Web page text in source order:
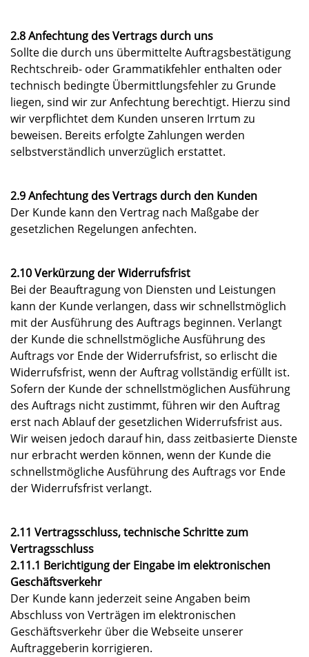
2.8 Anfechtung des Vertrags durch uns
Sollte die durch uns übermittelte Auftragsbestätigung
Rechtschreib- oder Grammatikfehler enthalten oder
technisch bedingte Übermittlungsfehler zu Grunde
liegen, sind wir zur Anfechtung berechtigt. Hierzu sind
wir verpflichtet dem Kunden unseren Irrtum zu
beweisen. Bereits erfolgte Zahlungen werden
selbstverständlich unverzüglich erstattet.
2.9 Anfechtung des Vertrags durch den Kunden
Der Kunde kann den Vertrag nach Maßgabe der
gesetzlichen Regelungen anfechten.
2.10 Verkürzung der Widerrufsfrist
Bei der Beauftragung von Diensten und Leistungen
kann der Kunde verlangen, dass wir schnellstmöglich
mit der Ausführung des Auftrags beginnen. Verlangt
der Kunde die schnellstmögliche Ausführung des
Auftrags vor Ende der Widerrufsfrist, so erlischt die
Widerrufsfrist, wenn der Auftrag vollständig erfüllt ist.
Sofern der Kunde der schnellstmöglichen Ausführung
des Auftrags nicht zustimmt, führen wir den Auftrag
erst nach Ablauf der gesetzlichen Widerrufsfrist aus.
Wir weisen jedoch darauf hin, dass zeitbasierte Dienste
nur erbracht werden können, wenn der Kunde die
schnellstmögliche Ausführung des Auftrags vor Ende
der Widerrufsfrist verlangt.
2.11 Vertragsschluss, technische Schritte zum
Vertragsschluss
2.11.1 Berichtigung der Eingabe im elektronischen
Geschäftsverkehr
Der Kunde kann jederzeit seine Angaben beim
Abschluss von Verträgen im elektronischen
Geschäftsverkehr über die Webseite unserer
Auftraggeberin korrigieren.